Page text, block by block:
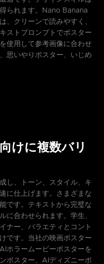
られます。Nano Banana
、クリーンで読みやすく、
ストプロンプトでポスター
使用して参考画像に合わせ
思いやりポスター、いじめ
けに複数バリ
し、トーン、スタイル、キ
に仕上げます。さまざまな
です。テキストから完璧な
に合わせられます。学生、
ナー、バラエティとコント
です。当社の映画ポスター
ホラームービーポスターを
ポスター、AIディズニーポ